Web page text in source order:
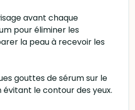
avant chaque
pour éliminer les
la peau à recevoir les
gouttes de sérum sur le
évitant le contour des yeux.